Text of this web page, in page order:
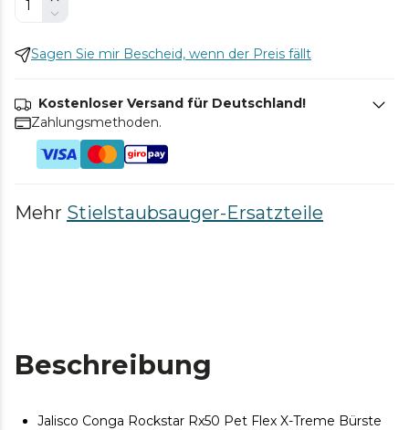
Sagen Sie mir Bescheid, wenn der Preis fällt
Kostenloser Versand für Deutschland!
Zahlungsmethoden.
Mehr Stielstaubsauger-Ersatzteile
Beschreibung
Jalisco Conga Rockstar Rx50 Pet Flex X-Treme Bürste